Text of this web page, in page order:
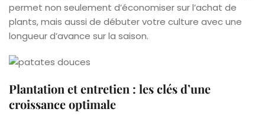
permet non seulement d’économiser sur l’achat de
plants, mais aussi de débuter votre culture avec une
longueur d’avance sur la saison.
Plantation et entretien : les clés d’une
croissance optimale